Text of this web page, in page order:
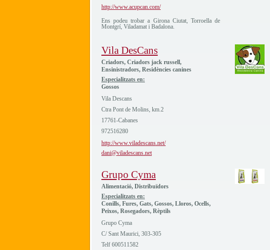
http://www.acupcan.com/
Ens podeu trobar a Girona Ciutat, Torroella de
Montgrí, Viladamat i Badalona.
Vila DesCans
Criadors, Criadors jack russell,
Ensinistradors, Residències canines
Especialitzats en:
Gossos
Vila Descans
Ctra Pont de Molins, km.2
17761-Cabanes
972516280
http://www.viladescans.net/
dani@viladescans.net
Grupo Cyma
Alimentació, Distribuïdors
Especialitzats en:
Conills, Fures, Gats, Gossos, Lloros, Ocells,
Peixos, Rosegadors, Rèptils
Grupo Cyma
C/ Sant Maurici, 303-305
Telf 600511582